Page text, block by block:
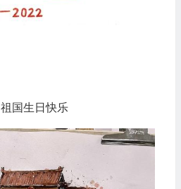
祖国生日快乐